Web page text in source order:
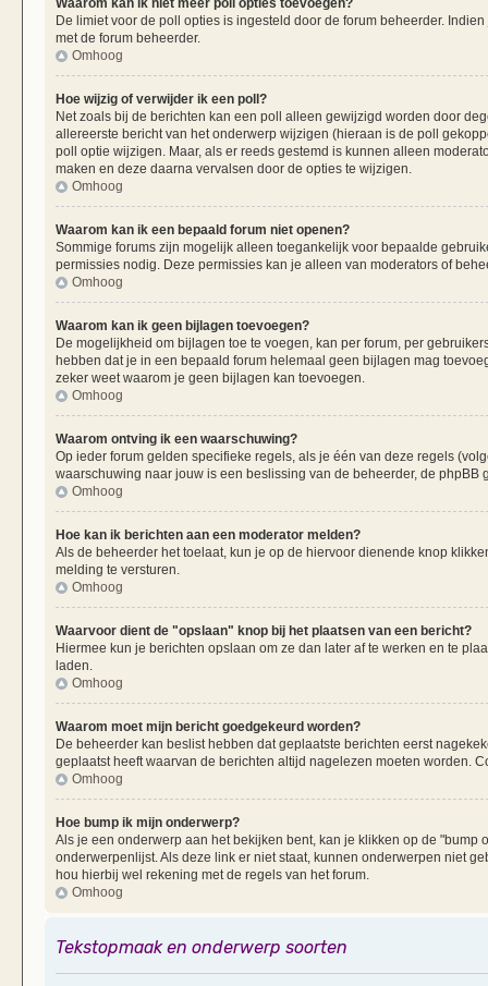
De limiet voor de poll opties is ingesteld door de forum beheerder.
met de forum beheerder.
Omhoog
Hoe wijzig of verwijder ik een poll?
Net zoals bij de berichten kan een poll alleen gewijzigd worden door
allereerste bericht van het onderwerp wijzigen (hieraan is de poll
poll optie wijzigen. Maar, als er reeds gestemd is kunnen alleen
maken en deze daarna vervalsen door de opties te wijzigen.
Omhoog
Waarom kan ik een bepaald forum niet openen?
Sommige forums zijn mogelijk alleen toegankelijk voor bepaalde
permissies nodig. Deze permissies kan je alleen van moderators of
Omhoog
Waarom kan ik geen bijlagen toevoegen?
De mogelijkheid om bijlagen toe te voegen, kan per forum, per
hebben dat je in een bepaald forum helemaal geen bijlagen mag
zeker weet waarom je geen bijlagen kan toevoegen.
Omhoog
Waarom ontving ik een waarschuwing?
Op ieder forum gelden specifieke regels, als je één van deze regels
waarschuwing naar jouw is een beslissing van de beheerder, de phpBB
Omhoog
Hoe kan ik berichten aan een moderator melden?
Als de beheerder het toelaat, kun je op de hiervoor dienende knop
melding te versturen.
Omhoog
Waarvoor dient de "opslaan" knop bij het plaatsen van een bericht?
Hiermee kun je berichten opslaan om ze dan later af te werken en te
laden.
Omhoog
Waarom moet mijn bericht goedgekeurd worden?
De beheerder kan beslist hebben dat geplaatste berichten eerst
geplaatst heeft waarvan de berichten altijd nagelezen moeten worden.
Omhoog
Hoe bump ik mijn onderwerp?
Als je een onderwerp aan het bekijken bent, kan je klikken op de
onderwerpenlijst. Als deze link er niet staat, kunnen onderwerpen niet
hou hierbij wel rekening met de regels van het forum.
Omhoog
Tekstopmaak en onderwerp soorten